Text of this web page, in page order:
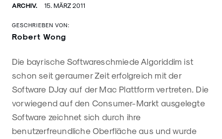
ARCHIV. 15. MÄRZ 2011
GESCHRIEBEN VON:
Robert Wong
Die bayrische Softwareschmiede Algoriddim ist
schon seit geraumer Zeit erfolgreich mit der
Software DJay auf der Mac Plattform vertreten. Die
vorwiegend auf den Consumer-Markt ausgelegte
Software zeichnet sich durch ihre
benutzerfreundliche Oberfläche aus und wurde